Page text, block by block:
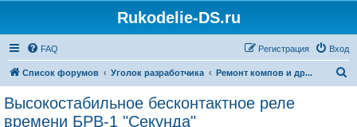
Rukodelie-DS.ru
FAQ Вход
Регистрация
Список форумов Уголок разработчика Ремонт компов и др...
Высокостабильное бесконтактное реле
времени БРВ-1 "Секунда"